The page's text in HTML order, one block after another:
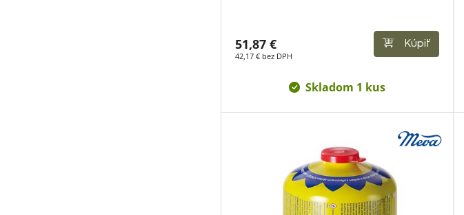
51,87 €
42,17 € bez DPH
Kúpiť
Skladom 1 kus